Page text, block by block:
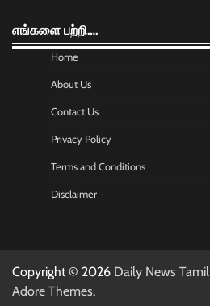
எங்களை பற்றி….
Home
About Us
Contact Us
Privacy Policy
Terms and Conditions
Disclaimer
Copyright © 2026 Daily News Tamil
Adore Themes.